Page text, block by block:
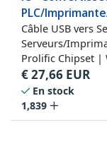
PLC/
Câble USB vers
Serveurs/
Prolific Chipset |
€27,66 EUR
En stock
1,839